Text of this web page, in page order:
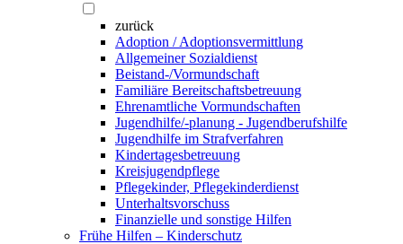
zurück
Adoption / Adoptionsvermittlung
Allgemeiner Sozialdienst
Beistand-/Vormundschaft
Familiäre Bereitschaftsbetreuung
Ehrenamtliche Vormundschaften
Jugendhilfe/-planung - Jugendberufshilfe
Jugendhilfe im Strafverfahren
Kindertagesbetreuung
Kreisjugendpflege
Pflegekinder, Pflegekinderdienst
Unterhaltsvorschuss
Finanzielle und sonstige Hilfen
Frühe Hilfen – Kinderschutz